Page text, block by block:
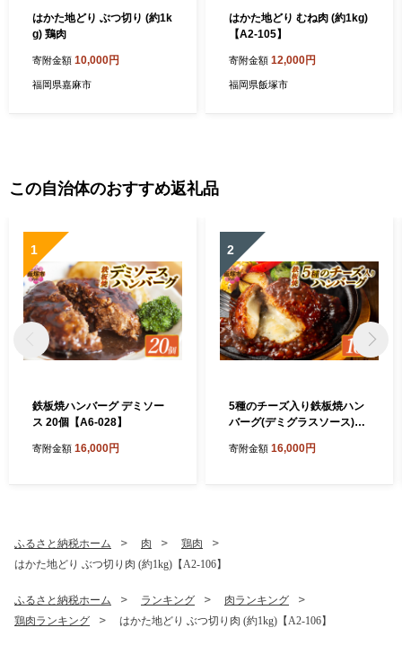
はかた地どり ぶつ切り (約1k
g) 鶏肉
寄附金額 10,000円
福岡県嘉麻市
はかた地どり むね肉 (約1kg)
【A2-105】
寄附金額 12,000円
福岡県飯塚市
この自治体のおすすめ返礼品
1
鉄板焼ハンバーグ デミソー
ス 20個【A6-028】
寄附金額 16,000円
2
5種のチーズ入り鉄板焼ハン
バーグ(デミグラスソース)16
寄附金額 16,000円
ふるさと納税ホーム 肉
鶏肉
はかた地どり ぶつ切り肉 (約1kg)【A2-106】
ふるさと納税ホーム ランキング
肉ランキング
鶏肉ランキング
はかた地どり ぶつ切り肉 (約1kg)【A2-106】